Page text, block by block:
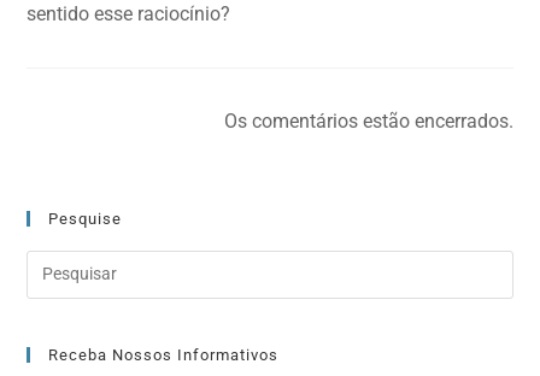
sentido esse raciocínio?
Os comentários estão encerrados.
Pesquise
Receba Nossos Informativos